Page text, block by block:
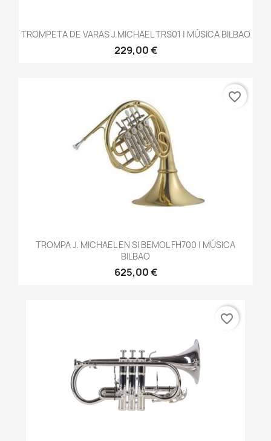
TROMPETA DE VARAS J.MICHAEL TRS01 | MÚSICA BILBAO
229,00 €
TROMPA J. MICHAEL EN SI BEMOL FH700 | MÚSICA
BILBAO
625,00 €
favorite_border
favorite_border